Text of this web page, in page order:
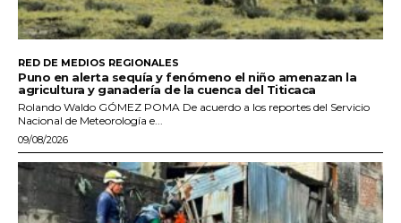
RED DE MEDIOS REGIONALES
Puno en alerta sequía y fenómeno el niño amenazan la
agricultura y ganadería de la cuenca del Titicaca
Rolando Waldo GÓMEZ POMA De acuerdo a los reportes del Servicio
Nacional de Meteorología e...
09/08/2026